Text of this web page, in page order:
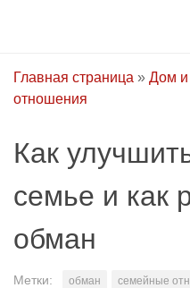
Главная страница » Дом и
отношения
Как
семье и как
обман
Метки: обман семейные